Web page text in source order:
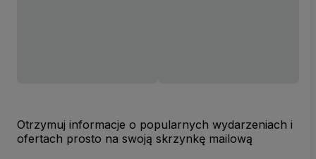
Otrzymuj informacje o popularnych wydarzeniach i
ofertach prosto na swoją skrzynkę mailową